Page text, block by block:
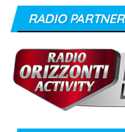
RADIO PARTNER